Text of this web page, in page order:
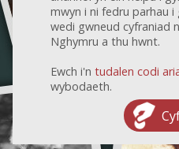
mwyn i ni fedru parhau
wedi gwneud cyfraniad
Nghymru a thu hwnt.
Ewch i'n tudalen codi
wybodaeth.